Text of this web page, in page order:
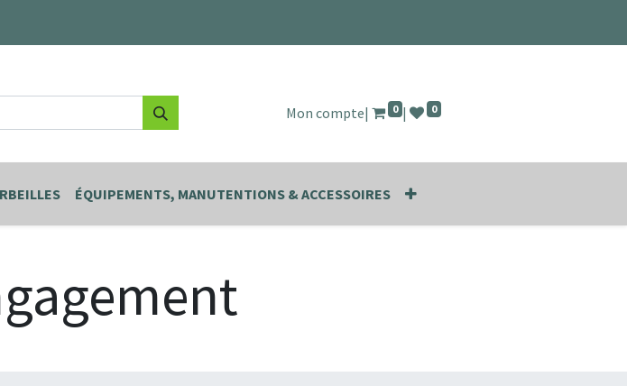
Mon compte| 0 | 0
ÉQUIPEMENTS, MANUTENTIONS & ACCESSOIRES